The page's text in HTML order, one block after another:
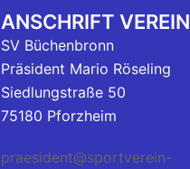
ANSCHRIFT VEREIN
SV Büchenbronn
Präsident Mario Röseling
Siedlungstraße 50
75180 Pforzheim
praesident@sportverein-